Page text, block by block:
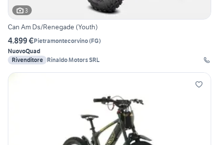
3
Can Am Ds/Renegade (Youth)
4.899 €Pietramontecorvino(FG)
NuovoQuad
Rivenditore Rinaldo Motors SRL